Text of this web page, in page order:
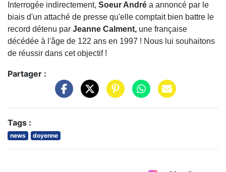
Interrogée indirectement, Soeur André a annoncé par le
biais d'un attaché de presse qu'elle comptait bien battre le
record détenu par Jeanne Calment, une française
décédée à l'âge de 122 ans en 1997 ! Nous lui souhaitons
de réussir dans cet objectif !
Partager :
Tags :
news doyenne